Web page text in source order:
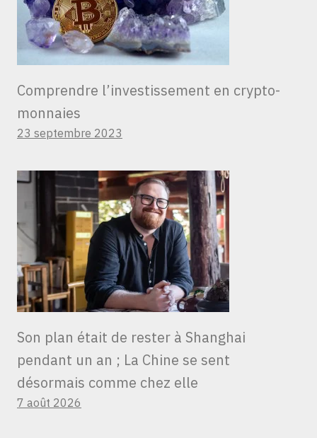
Comprendre l’investissement en crypto-
monnaies
23 septembre 2023
Son plan était de rester à Shanghai
pendant un an ; La Chine se sent
désormais comme chez elle
7 août 2026